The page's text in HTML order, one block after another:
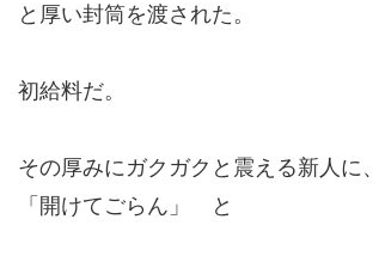
と厚い封筒を渡された。
初給料だ。
その厚みにガクガクと震える新人に、
「開けてごらん」 と